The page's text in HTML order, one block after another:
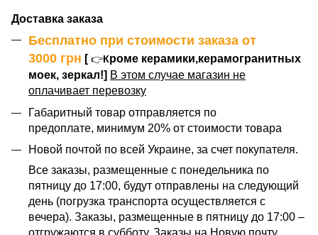
Доставка заказа
Бесплатно при стоимости заказа от
3000 грн [👉Кроме керамики,керамогранитных
моек, зеркал!] В этом случае магазин не
оплачивает перевозку
Габаритный товар отправляется по
предоплате, минимум 20% от стоимости товара
Новой почтой по всей Украине, за счет покупателя.
Все заказы, размещенные с понедельника по
пятницу до 17:00, будут отправлены на следующий
день (погрузка транспорта осуществляется с
вечера). Заказы, размещенные в пятницу до 17:00 –